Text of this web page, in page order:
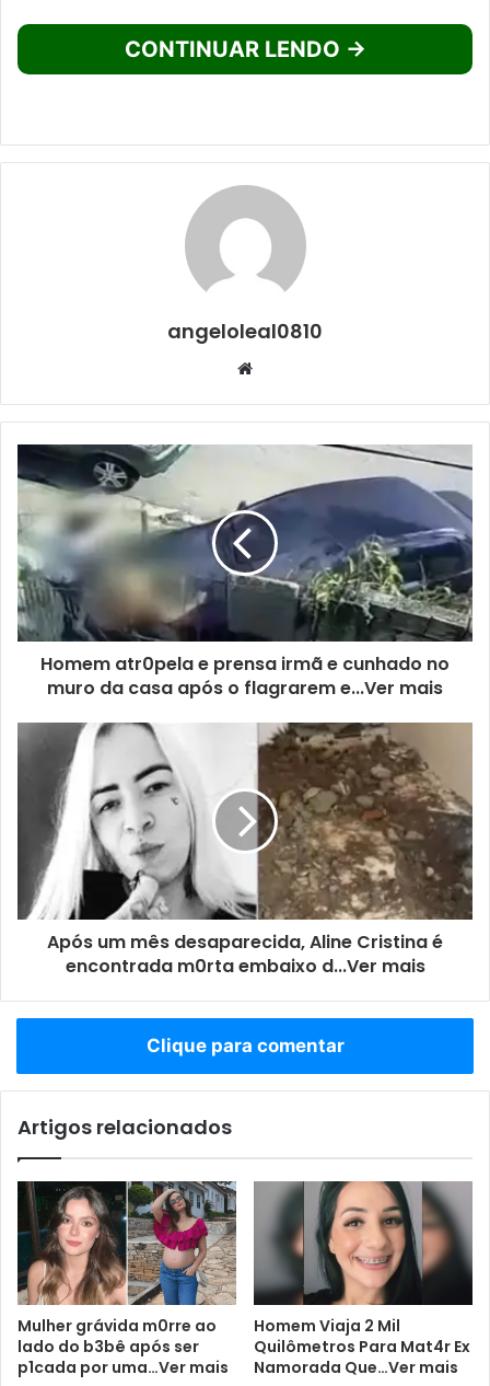
CONTINUAR LENDO →
angeloleal0810
Website
Homem atr0pela e prensa irmã e cunhado no
muro da casa após o flagrarem e...Ver mais
Após um mês desaparecida, Aline Cristina é
encontrada m0rta embaixo d...Ver mais
Clique para comentar
Artigos relacionados
Mulher grávida m0rre ao
lado do b3bê após ser
p1cada por uma…Ver mais
Homem Viaja 2 Mil
Quilômetros Para Mat4r Ex
Namorada Que…Ver mais